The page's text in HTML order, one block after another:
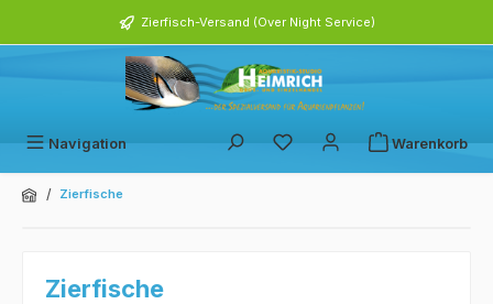
Zierfisch-Versand (Over Night Service)
Navigation Warenkorb
/ Zierfische
Zierfische